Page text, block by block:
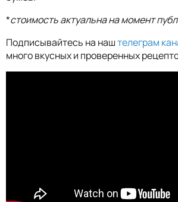
*стоимость актуальна на момент
Подписывайтесь на наштелеграм
много вкусных и проверенных